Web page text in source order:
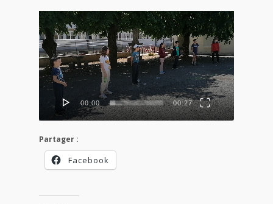
Lecteur
vidéo
00:00 00:27
Partager :
Facebook